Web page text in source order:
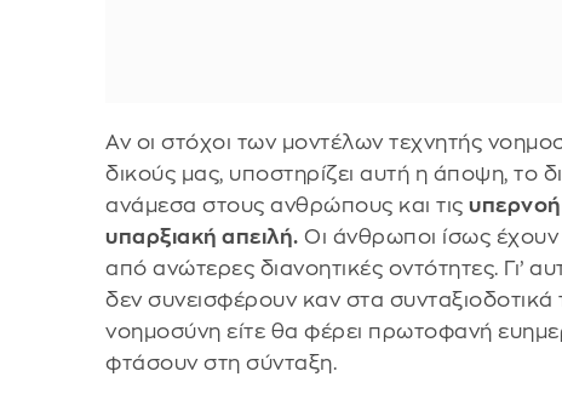
Αν οι στόχοι των μοντέλων τεχνητής
δικούς μας, υποστηρίζει αυτή η άποψη,
ανάμεσα στους ανθρώπους και τις
υπαρξιακή απειλή. Οι άνθρωποι ίσως
από ανώτερες διανοητικές οντότητες. Γι’
δεν συνεισφέρουν καν στα
νοημοσύνη είτε θα φέρει πρωτοφανή
φτάσουν στη σύνταξη.